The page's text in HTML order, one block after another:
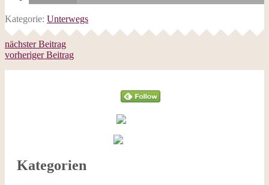
Kategorie: Unterwegs
nächster Beitrag
vorheriger Beitrag
Kategorien